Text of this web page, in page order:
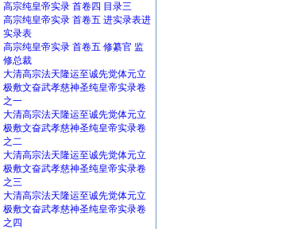
高宗纯皇帝实录 首卷四 目录三
高宗纯皇帝实录 首卷五 进实录表进
实录表
高宗纯皇帝实录 首卷五 修纂官 监
修总裁
大清高宗法天隆运至诚先觉体元立
极敷文奋武孝慈神圣纯皇帝实录卷
之一
大清高宗法天隆运至诚先觉体元立
极敷文奋武孝慈神圣纯皇帝实录卷
之二
大清高宗法天隆运至诚先觉体元立
极敷文奋武孝慈神圣纯皇帝实录卷
之三
大清高宗法天隆运至诚先觉体元立
极敷文奋武孝慈神圣纯皇帝实录卷
之四